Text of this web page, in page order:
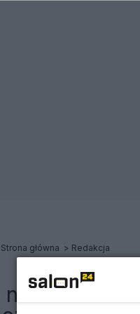
Strona główna Redakcja
notki:Od